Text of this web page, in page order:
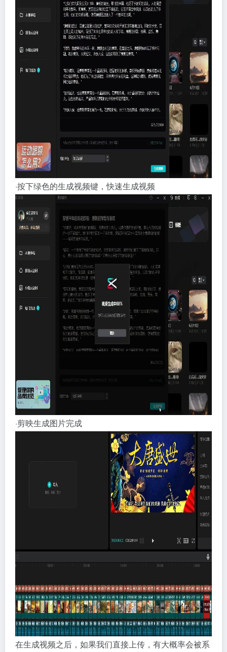
·按下绿色的生成视频键，快速生成视频
·剪映生成图片完成
在生成视频之后，如果我们直接上传，有大概率会被系